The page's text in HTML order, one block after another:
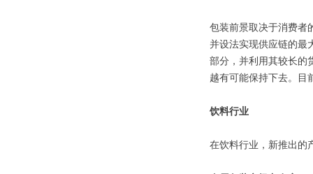
包装前景取决于消费者
并设法实现供应链的最
部分，并利用其较长的
越有可能保持下去。目
饮料行业
在饮料行业，新推出的